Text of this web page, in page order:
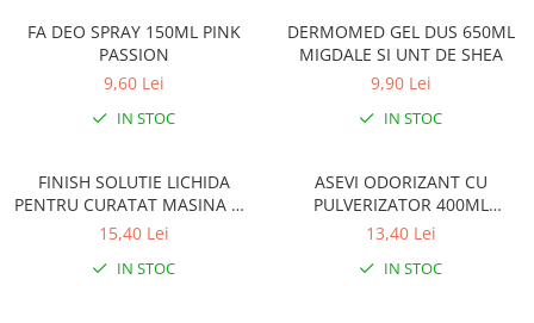
Detergent pardoseala
Detergent toaleta
Echipamente de curăţenie
Galeata mop
Hartie igienica
Insecticide
Indepartarea parului
Ingrijirea buzei
Lotiune de corp
Parfum
Pasta de dinti
Pensula machiaj
FA DEO SPRAY 150ML PINK
PASSION
9,60 Lei
IN STOC
DERMOMED GEL DUS 650ML
MIGDALE SI UNT DE SHEA
9,90 Lei
IN STOC
FINISH SOLUTIE LICHIDA
PENTRU CURATAT MASINA DE
SPALAT VASE 250ML LEMON
15,40 Lei
IN STOC
ASEVI ODORIZANT CU
PULVERIZATOR 400ML
PRIMAVERA
13,40 Lei
IN STOC